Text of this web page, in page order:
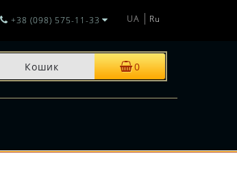
+38 (098) 575-11-33 UA Ru
Кошик 0